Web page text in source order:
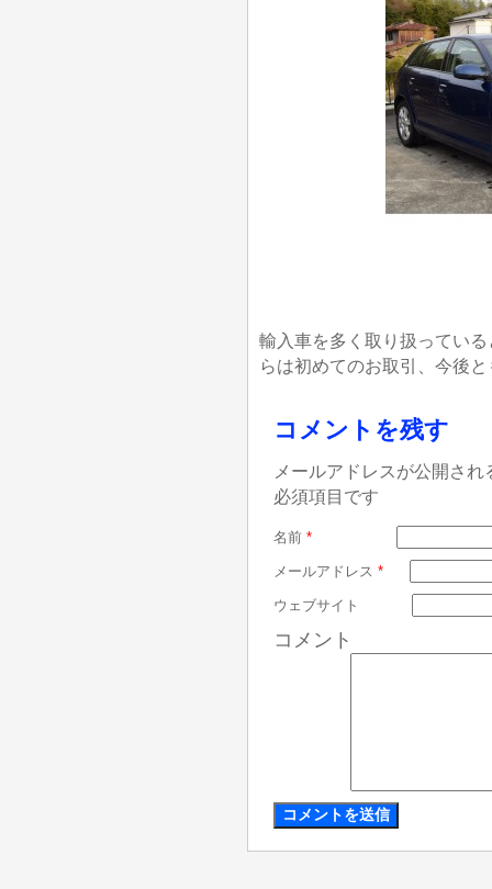
輸入車を多く取り扱ってい
らは初めてのお取引、今後
コメントを残す
メールアドレスが公開さ
必須項目です
名前 *
メールアドレス *
ウェブサイト
コメント